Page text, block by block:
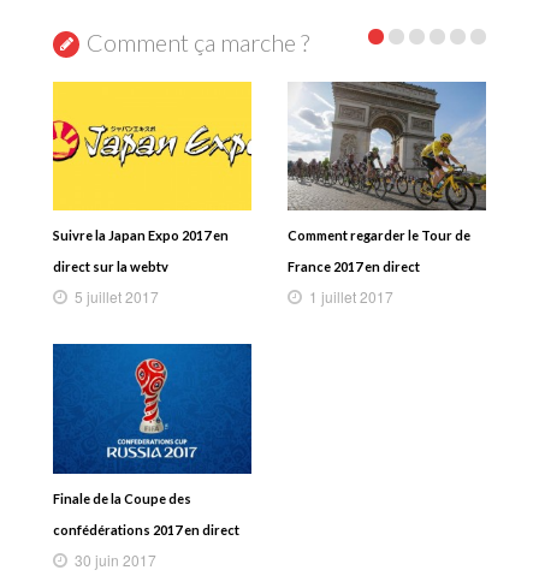
Comment ça marche ?
Suivre la Japan Expo 2017 en
direct sur la webtv
5 juillet 2017
Comment regarder le Tour de
France 2017 en direct
1 juillet 2017
Finale de la Coupe des
confédérations 2017 en direct
30 juin 2017